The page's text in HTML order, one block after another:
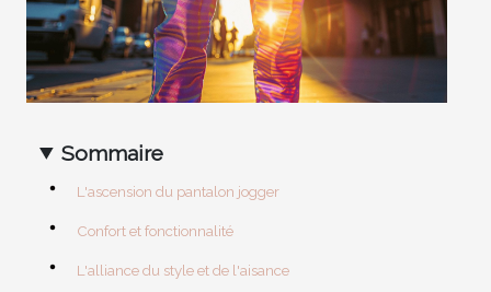
Sommaire
L'ascension du pantalon jogger
Confort et fonctionnalité
L'alliance du style et de l'aisance